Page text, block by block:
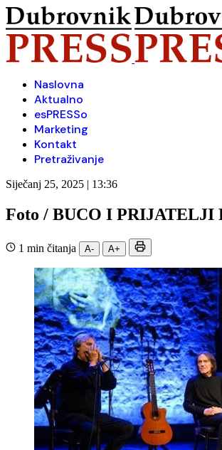
Naslovna
Aktualno
esPRESSo
Marketing
Kontakt
Pretraživanje
Siječanj 25, 2025 | 13:36
Foto / BUCO I
1 min čitanja A- A+